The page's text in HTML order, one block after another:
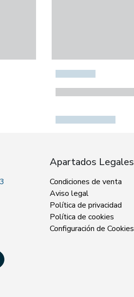
Apartados Legales
Condiciones de venta
Aviso legal
Política de privacidad
Política de cookies
Configuración de Cookies